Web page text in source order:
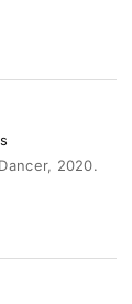
2020.